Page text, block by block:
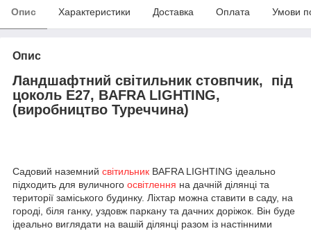
Опис Характеристики Доставка Оплата Умови
Опис
Ландшафтний світильник стовпчик, під
цоколь Е27, BAFRA LIGHTING,
(виробництво Туреччина)
Садовий наземний світильник BAFRA LIGHTING ідеально
підходить для вуличного освітлення на дачній ділянці та
території заміського будинку. Ліхтар можна ставити в саду, на
городі, біля ганку, уздовж паркану та дачних доріжок. Він буде
ідеально виглядати на вашій ділянці разом із настінними